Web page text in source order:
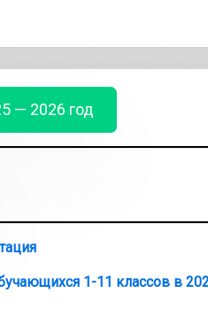
— 2026 год
1-11 классов в